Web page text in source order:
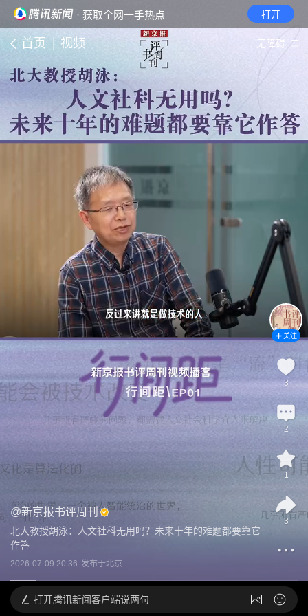
· 获取全网一手热点 打开
首页 视频 无障碍
@新京报书评周刊
北大教授胡泳：人文社科无用吗？未来十年的难题都要靠它
作答
2026-07-09 20:36 发布于北京
关注
3
2
1
3
打开腾讯新闻客户端说两句